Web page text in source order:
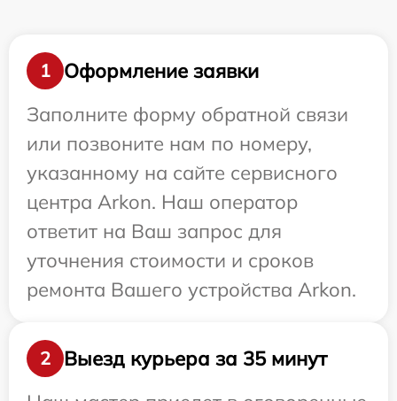
1
Оформление заявки
Заполните форму обратной связи
или позвоните нам по номеру,
указанному на сайте сервисного
центра Arkon. Наш оператор
ответит на Ваш запрос для
уточнения стоимости и сроков
ремонта Вашего устройства Arkon.
2
Выезд курьера за 35 минут